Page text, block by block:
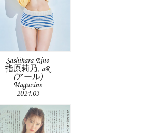
Sashihara Rino
指原莉乃, aR
(アール)
Magazine
2024.03